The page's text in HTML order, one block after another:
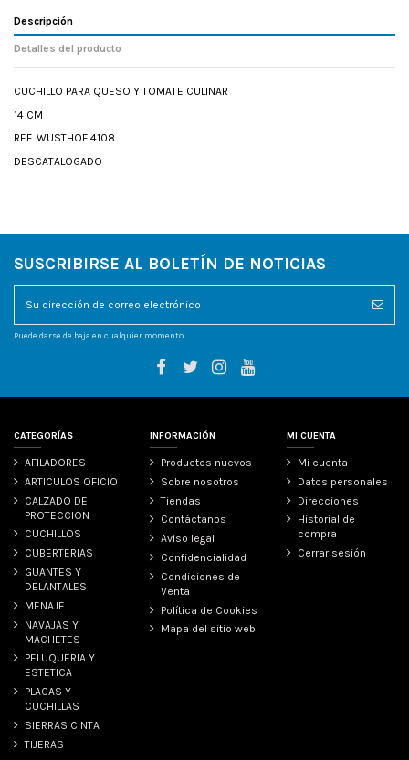
Descripción
Detalles del producto
CUCHILLO PARA QUESO Y TOMATE CULINAR
14 CM
REF. WUSTHOF 4108
DESCATALOGADO
SUSCRIBIRSE AL BOLETÍN DE NOTICIAS
Puede darse de baja en cualquier momento.
CATEGORÍAS
AFILADORES
ARTICULOS OFICIO
CALZADO DE
PROTECCION
CUCHILLOS
CUBERTERIAS
GUANTES Y
DELANTALES
MENAJE
NAVAJAS Y
MACHETES
PELUQUERIA Y
ESTETICA
PLACAS Y
CUCHILLAS
SIERRAS CINTA
TIJERAS
INFORMACIÓN
Productos nuevos
Sobre nosotros
Tiendas
Contáctanos
Aviso legal
Confidencialidad
Condiciones de
Venta
Política de Cookies
Mapa del sitio web
MI CUENTA
Mi cuenta
Datos personales
Direcciones
Historial de
compra
Cerrar sesión